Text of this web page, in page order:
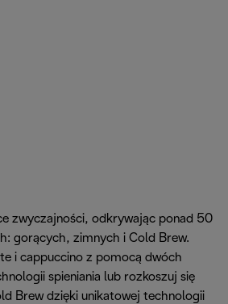
zwyczajności, odkrywając ponad 50
gorących, zimnych i Cold Brew.
i cappuccino z pomocą dwóch
spieniania lub rozkoszuj się
Brew dzięki unikatowej technologii